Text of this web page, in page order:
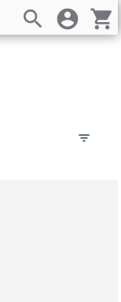
search account_circle shopping_cart
filter_list